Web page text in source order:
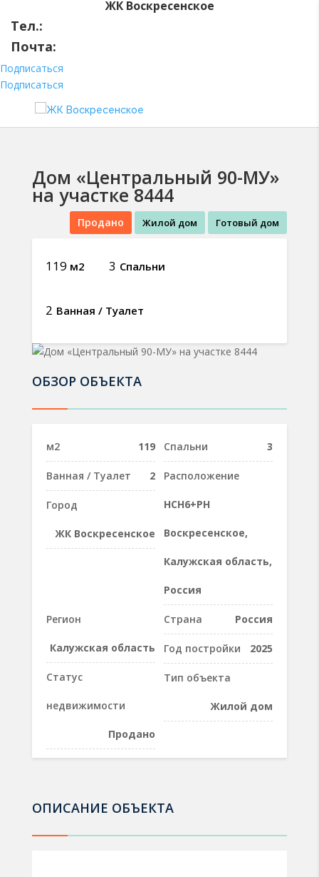
ЖК Воскресенское
Тел.:
Почта:
Подписаться
Подписаться
Дом «Центральный 90-МУ»
на участке 8444
Продано Жилой дом Готовый дом
119 м2 3 Спальни
2 Ванная / Туалет
ОБЗОР ОБЪЕКТА
м2 119 Спальни 3
Ванная / Туалет 2 Расположение
HCH6+PH
Воскресенское,
Калужская область,
Россия
Город
ЖК Воскресенское
Страна Россия
Регион
Калужская область Год постройки 2025
Статус
недвижимости
Продано
Тип объекта
Жилой дом
ОПИСАНИЕ ОБЪЕКТА